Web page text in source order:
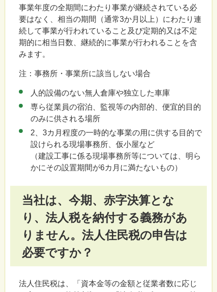
事業年度の全期間にわたり事業が継続されている必
要はなく、相当の期間（通常3か月以上）にわたり連
続して事業が行われていること及び定期的又は不定
期的に相当日数、継続的に事業が行われることを含
みます。
注：事務所・事業所に該当しない場合
人的設備のない無人倉庫や独立した車庫
専ら従業員の宿泊、監視等の内部的、便宜的目的
のみに供される場所
2、3カ月程度の一時的な事業の用に供する目的で
設けられる現場事務所、仮小屋など
（建設工事に係る現場事務所等については、明ら
かにその設置期間が6カ月に満たないもの）
当社は、今期、赤字決算とな
り、法人税を納付する義務があ
りません。法人住民税の申告は
必要ですか？
法人住民税は、「資本金等の金額と従業者数に応じ